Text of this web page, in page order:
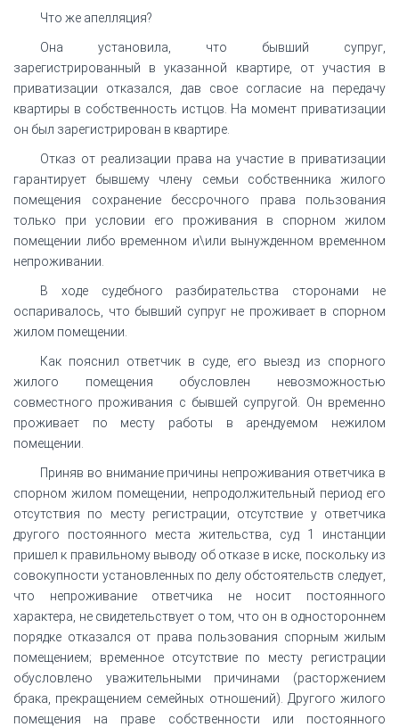
Что же апелляция?
Она установила, что бывший супруг,
зарегистрированный в указанной квартире, от участия в
приватизации отказался, дав свое согласие на передачу
квартиры в собственность истцов. На момент приватизации
он был зарегистрирован в квартире.
Отказ от реализации права на участие в приватизации
гарантирует бывшему члену семьи собственника жилого
помещения сохранение бессрочного права пользования
только при условии его проживания в спорном жилом
помещении либо временном и\или вынужденном временном
непроживании.
В ходе судебного разбирательства сторонами не
оспаривалось, что бывший супруг не проживает в спорном
жилом помещении.
Как пояснил ответчик в суде, его выезд из спорного
жилого помещения обусловлен невозможностью
совместного проживания с бывшей супругой. Он временно
проживает по месту работы в арендуемом нежилом
помещении.
Приняв во внимание причины непроживания ответчика в
спорном жилом помещении, непродолжительный период его
отсутствия по месту регистрации, отсутствие у ответчика
другого постоянного места жительства, суд 1 инстанции
пришел к правильному выводу об отказе в иске, поскольку из
совокупности установленных по делу обстоятельств следует,
что непроживание ответчика не носит постоянного
характера, не свидетельствует о том, что он в одностороннем
порядке отказался от права пользования спорным жилым
помещением; временное отсутствие по месту регистрации
обусловлено уважительными причинами (расторжением
брака, прекращением семейных отношений). Другого жилого
помещения на праве собственности или постоянного